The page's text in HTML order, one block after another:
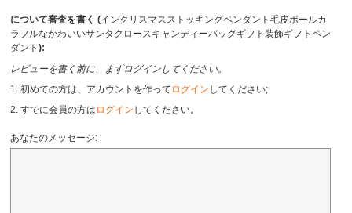
について審査を書く (インクリスマスストッキングペンダント毛皮ボールカ
ラフルなかわいいサンタクロースキャンディーバッグギフト装飾ギフトペン
ダント ):
レビューを書く前に、まずログインしてください。
1. 初めての方は、アカウントを作って ログイン してください;
2. すでに会員の方は ログイン してください。
あなたのメッセージ: